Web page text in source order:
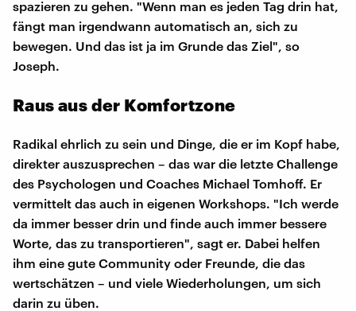
spazieren zu gehen. "Wenn man es jeden Tag drin hat,
fängt man irgendwann automatisch an, sich zu
bewegen. Und das ist ja im Grunde das Ziel", so
Joseph.
Raus aus der Komfortzone
Radikal ehrlich zu sein und Dinge, die er im Kopf habe,
direkter auszusprechen – das war die letzte Challenge
des Psychologen und Coaches Michael Tomhoff. Er
vermittelt das auch in eigenen Workshops. "Ich werde
da immer besser drin und finde auch immer bessere
Worte, das zu transportieren", sagt er. Dabei helfen
ihm eine gute Community oder Freunde, die das
wertschätzen – und viele Wiederholungen, um sich
darin zu üben.